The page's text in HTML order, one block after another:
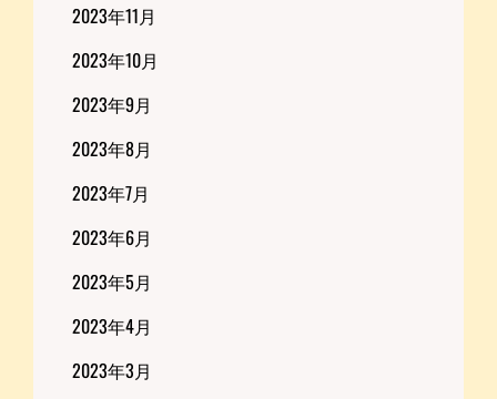
2023年11月
2023年10月
2023年9月
2023年8月
2023年7月
2023年6月
2023年5月
2023年4月
2023年3月